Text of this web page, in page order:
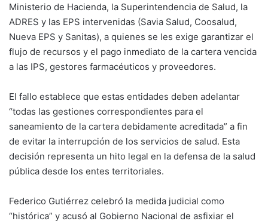
Ministerio de Hacienda, la Superintendencia de Salud, la
ADRES y las EPS intervenidas (Savia Salud, Coosalud,
Nueva EPS y Sanitas), a quienes se les exige garantizar el
flujo de recursos y el pago inmediato de la cartera vencida
a las IPS, gestores farmacéuticos y proveedores.
El fallo establece que estas entidades deben adelantar
“todas las gestiones correspondientes para el
saneamiento de la cartera debidamente acreditada” a fin
de evitar la interrupción de los servicios de salud. Esta
decisión representa un hito legal en la defensa de la salud
pública desde los entes territoriales.
Federico Gutiérrez celebró la medida judicial como
“histórica” y acusó al Gobierno Nacional de asfixiar el